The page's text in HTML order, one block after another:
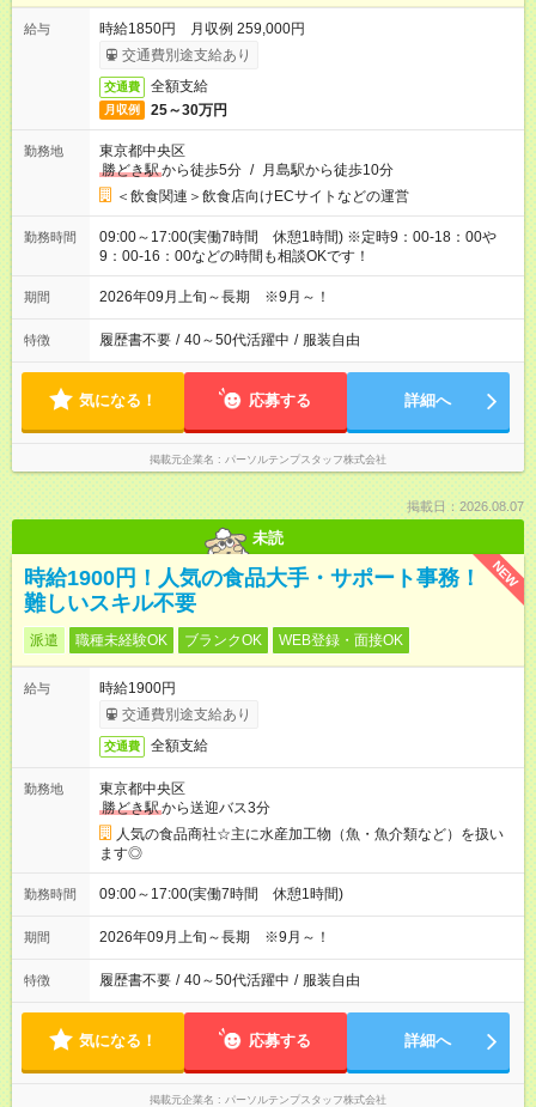
給与
時給1850円 月収例 259,000円
交通費別途支給あり
交通費 全額支給
月収例 25～30万円
勤務地
東京都中央区
勝どき駅から徒歩5分 / 月島駅から徒歩10分
＜飲食関連＞飲食店向けECサイトなどの運営
勤務時間
09:00～17:00(実働7時間 休憩1時間) ※定時9：00-18：00や
9：00-16：00などの時間も相談OKです！
期間 2026年09月上旬～長期 ※9月～！
特徴 履歴書不要 / 40～50代活躍中 / 服装自由
気になる！ 応募する 詳細へ
掲載元企業名 パーソルテンプスタッフ株式会社
掲載日：2026.08.07
未読
NEW
時給1900円！人気の食品大手・サポート事務！
難しいスキル不要
派遣 職種未経験OK ブランクOK WEB登録・面接OK
給与
時給1900円
交通費別途支給あり
交通費 全額支給
勤務地
東京都中央区
勝どき駅から送迎バス3分
人気の食品商社☆主に水産加工物（魚・魚介類など）を扱い
ます◎
勤務時間 09:00～17:00(実働7時間 休憩1時間)
期間 2026年09月上旬～長期 ※9月～！
特徴 履歴書不要 / 40～50代活躍中 / 服装自由
気になる！ 応募する 詳細へ
掲載元企業名 パーソルテンプスタッフ株式会社